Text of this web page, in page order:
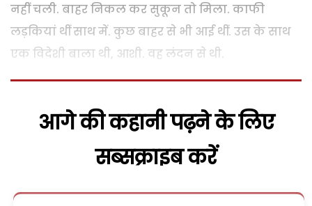
नहीं चली. बाहर निकल कर सुकून तो मिला. काफी
लड़कियां थीं साथ में. कुछ बाहर से भी आई थीं. उस के साथ
एक विदेशी बाला थी, आशी. वह लंदन से थी.
आगे की कहानी पढ़ने के लिए
सब्सक्राइब करें